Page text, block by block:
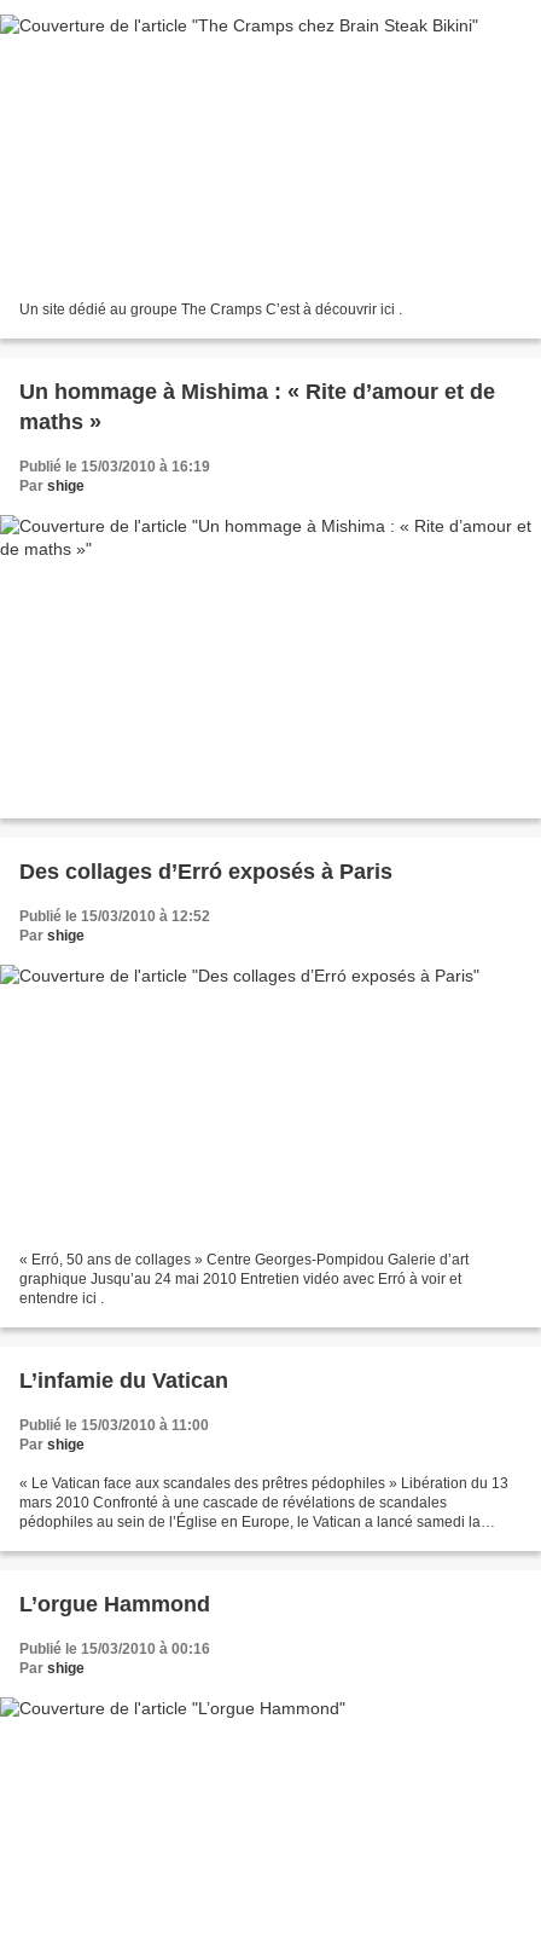
Un site dédié au groupe The Cramps C’est à découvrir ici .
Un hommage à Mishima : « Rite d’amour et de
maths »
Publié le 15/03/2010 à 16:19
Par shige
Des collages d’Erró exposés à Paris
Publié le 15/03/2010 à 12:52
Par shige
« Erró, 50 ans de collages » Centre Georges-Pompidou Galerie d’art
graphique Jusqu’au 24 mai 2010 Entretien vidéo avec Erró à voir et
entendre ici .
L’infamie du Vatican
Publié le 15/03/2010 à 11:00
Par shige
« Le Vatican face aux scandales des prêtres pédophiles » Libération du 13
mars 2010 Confronté à une cascade de révélations de scandales
pédophiles au sein de l’Église en Europe, le Vatican a lancé samedi la
L’orgue Hammond
Publié le 15/03/2010 à 00:16
Par shige